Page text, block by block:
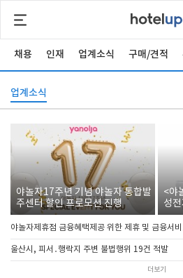
채용 인재 업계소식 구매/견적
업계소식
야놀자17주년 기념 야놀자 통합발
주센터 할인 프로모션 진행
<야
성
야놀자제휴점 금융혜택제공 위한 제휴 및 금융서비
울산시, 피서․행락지 주변 불법행위 19건 적발
더보기